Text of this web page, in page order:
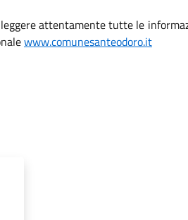
attentamente tutte le
www.comunesanteodoro.it